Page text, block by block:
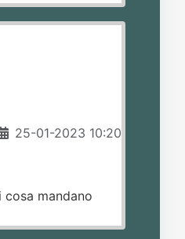
25-01-2023 10:20
mandano